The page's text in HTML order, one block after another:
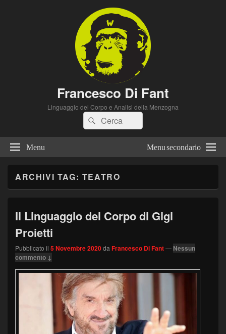
Francesco Di Fant
Linguaggio del Corpo e Analisi della Menzogna
Cerca:Cerca
Menu Menu secondario
ARCHIVI TAG: TEATRO
Il Linguaggio del Corpo di Gigi
Proietti
Pubblicato il 5 Novembre 2020da Francesco Di Fant— Nessun
commento ↓